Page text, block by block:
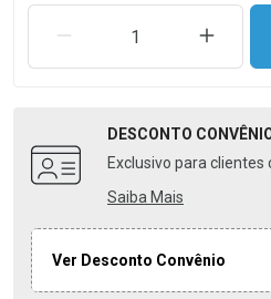
REMOVER UMA UNIDADE
DESCONTO
Exclusivo para
Saiba Mais
Ver Desconto Convênio